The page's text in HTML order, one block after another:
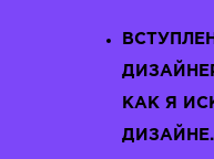
КАК Я
ДИЗАЙНЕ.